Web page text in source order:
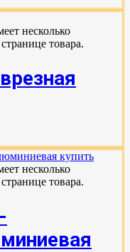
несколько
товара.
несколько
товара.